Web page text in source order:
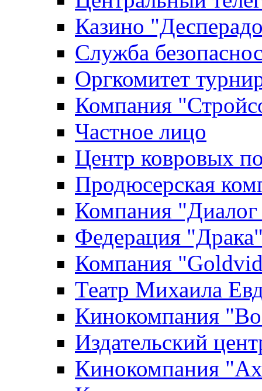
Казино
Служба
Оргкомитет
Компания
Частное лицо
Центр ковровых
Продюсерская
Компания
Федерация
Компания
Театр Михаила
Кинокомпания
Издательский
Кинокомпания